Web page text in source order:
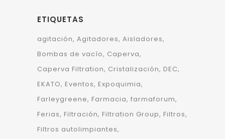
ETIQUETAS
agitación Agitadores Aisladores
Bombas de vacío Caperva
Caperva Filtration Cristalización DEC
EKATO Eventos Expoquimia
Farleygreene Farmacia farmaforum
Ferias Filtración Filtration Group Filtros
Filtros autolimpiantes